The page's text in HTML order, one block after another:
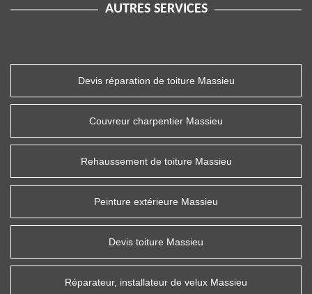
AUTRES SERVICES
Devis réparation de toiture Massieu
Couvreur charpentier Massieu
Rehaussement de toiture Massieu
Peinture extérieure Massieu
Devis toiture Massieu
Réparateur, installateur de velux Massieu